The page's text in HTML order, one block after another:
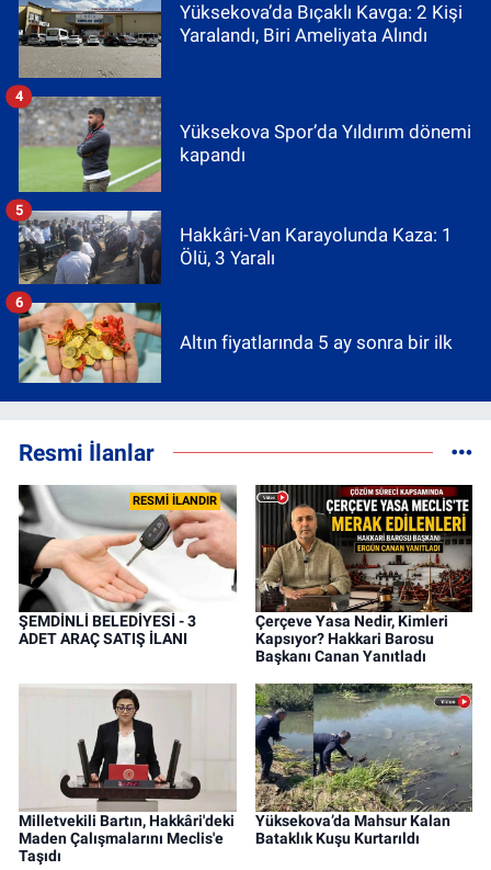
Yüksekova’da Bıçaklı Kavga: 2 Kişi
Yaralandı, Biri Ameliyata Alındı
Yüksekova Spor’da Yıldırım dönemi
kapandı
4
Hakkâri-Van Karayolunda Kaza: 1
Ölü, 3 Yaralı
5
Altın fiyatlarında 5 ay sonra bir ilk
6
Resmi İlanlar
RESMİ İLANDIR
ŞEMDİNLİ BELEDİYESİ - 3
ADET ARAÇ SATIŞ İLANI
Çerçeve Yasa Nedir, Kimleri
Kapsıyor? Hakkari Barosu
Başkanı Canan Yanıtladı
Milletvekili Bartın, Hakkâri'deki
Maden Çalışmalarını Meclis'e
Taşıdı
Yüksekova’da Mahsur Kalan
Bataklık Kuşu Kurtarıldı